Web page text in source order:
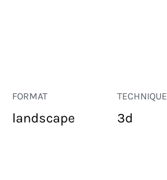
FORMAT
landscape
TECHNIQUE
3d